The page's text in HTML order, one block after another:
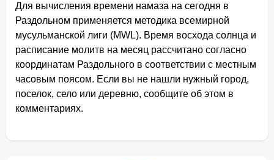
Для вычисления времени намаза на сегодня в
Раздольном применяется методика всемирной
мусульманской лиги (MWL). Время восхода солнца и
расписание молитв на месяц рассчитано согласно
координатам Раздольного в соответствии с местным
часовым поясом. Если вы не нашли нужный город,
поселок, село или деревню, сообщите об этом в
комментариях.